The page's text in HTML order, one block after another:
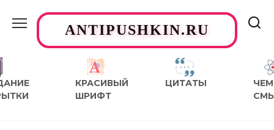
содержаниюANTIPUSHKIN.RU
КРАСИВЫЙ
ШРИФТ
ЦИТАТЫ
ЧЕМ